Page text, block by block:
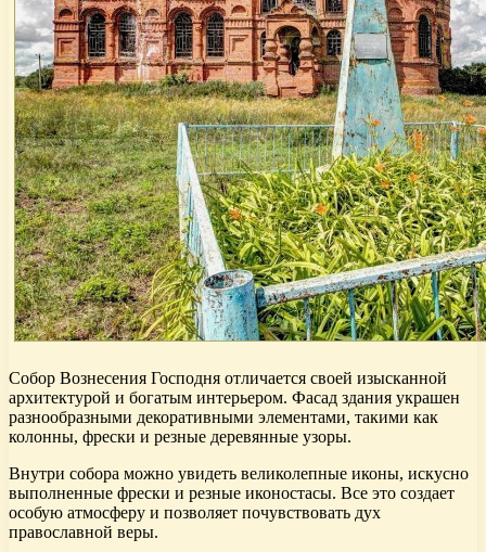
Собор Вознесения Господня отличается своей изысканной
архитектурой и богатым интерьером. Фасад здания украшен
разнообразными декоративными элементами, такими как
колонны, фрески и резные деревянные узоры.
Внутри собора можно увидеть великолепные иконы, искусно
выполненные фрески и резные иконостасы. Все это создает
особую атмосферу и позволяет почувствовать дух
православной веры.